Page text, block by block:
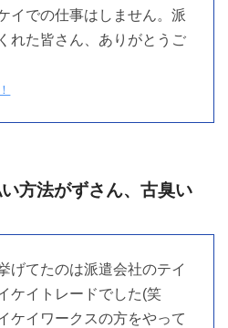
イでの仕事はしません。派
れた皆さん、ありがとうご
方法がずさん、古臭い
げてたのは派遣会社のテイ
ケイトレードでした(笑
ケイワークスの方をやって